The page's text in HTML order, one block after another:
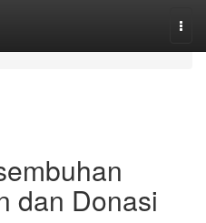
dan Donasi